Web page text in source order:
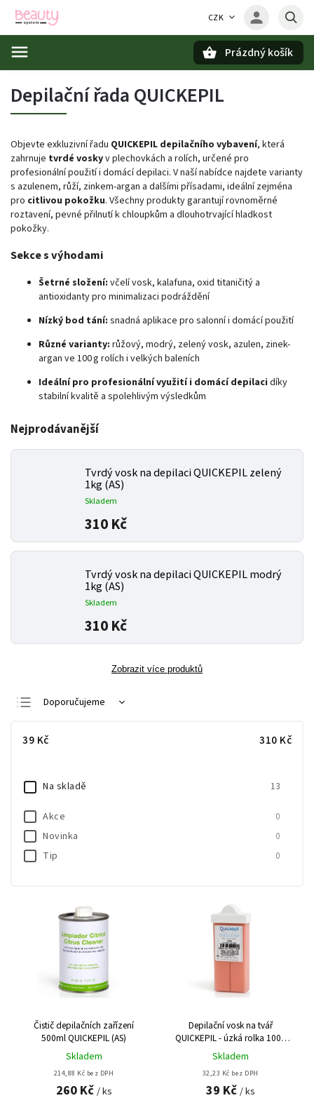
CZK
Prázdný košík
Depilační řada QUICKEPIL
Objevte exkluzivní řadu QUICKEPIL depilačního vybavení, která
zahrnuje tvrdé voskyv plechovkách a rolích, určené pro
profesionální použití i domácí depilaci. V naší nabídce najdete varianty
s azulenem, růží, zinkem‑argan a dalšími přísadami, ideální zejména
pro citlivou pokožku. Všechny produkty garantují rovnoměrné
roztavení, pevné přilnutí k chloupkům a dlouhotrvající hladkost
pokožky.
Sekce s výhodami
Šetrné složení: včelí vosk, kalafuna, oxid titaničitý a
antioxidanty pro minimalizaci podráždění
Nízký bod tání: snadná aplikace pro salonní i domácí použití
Různé varianty: růžový, modrý, zelený vosk, azulen, zinek-
argan ve 100 g rolích i velkých baleních
Ideální pro profesionální využití i domácí depilaci díky
stabilní kvalitě a spolehlivým výsledkům
Nejprodávanější
Tvrdý vosk na depilaci QUICKEPIL zelený
1kg (AS)
Skladem
310 Kč
Tvrdý vosk na depilaci QUICKEPIL modrý
1kg (AS)
Skladem
310 Kč
Zobrazit více produktů
Doporučujeme
Nejdražší
Abecedně
39 Kč 310 Kč
Na skladě 13
Akce 0
Novinka 0
Tip 0
Čistič depilačních zařízení
500ml QUICKEPIL (AS)
Skladem
214,88 Kč bez DPH
260 Kč / ks
Depilační vosk na tvář
QUICKEPIL - úzká rolka 100g
růže (AS)
Skladem
32,23 Kč bez DPH
39 Kč / ks